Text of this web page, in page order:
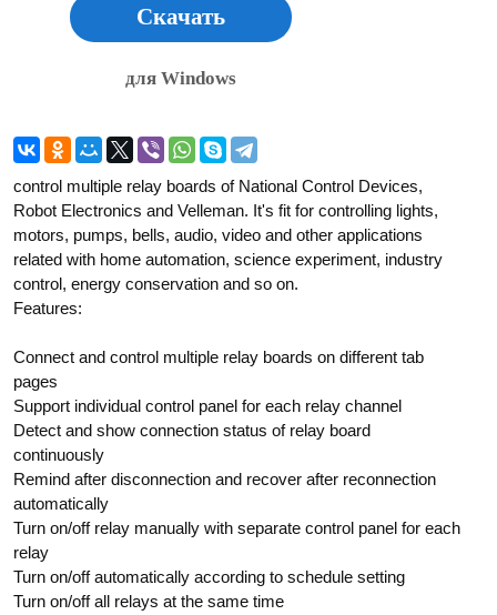
Скачать
для Windows
control multiple relay boards of National Control Devices,
Robot Electronics and Velleman. It's fit for controlling lights,
motors, pumps, bells, audio, video and other applications
related with home automation, science experiment, industry
control, energy conservation and so on.
Features:
Connect and control multiple relay boards on different tab
pages
Support individual control panel for each relay channel
Detect and show connection status of relay board
continuously
Remind after disconnection and recover after reconnection
automatically
Turn on/off relay manually with separate control panel for each
relay
Turn on/off automatically according to schedule setting
Turn on/off all relays at the same time